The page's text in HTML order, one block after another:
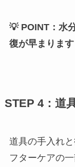
💡 POINT：水
復が早まります
STEP 4：道
道具の手入れ
フターケアの